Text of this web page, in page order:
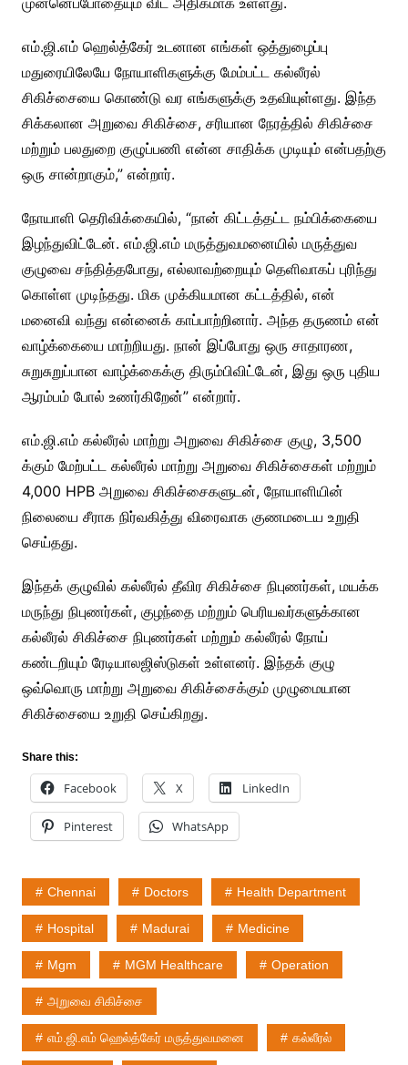
எம்.ஜி.எம் ஹெல்த்கேர் உடனான எங்கள் ஒத்துழைப்பு
மதுரையிலேயே நோயாளிகளுக்கு மேம்பட்ட கல்லீரல்
சிகிச்சையை கொண்டு வர எங்களுக்கு உதவியுள்ளது. இந்த
சிக்கலான அறுவை சிகிச்சை, சரியான நேரத்தில் சிகிச்சை
மற்றும் பலதுறை குழுப்பணி என்ன சாதிக்க முடியும் என்பதற்கு
ஒரு சான்றாகும்,” என்றார்.
நோயாளி தெரிவிக்கையில், “நான் கிட்டத்தட்ட நம்பிக்கையை
இழந்துவிட்டேன். எம்.ஜி.எம் மருத்துவமனையில் மருத்துவ
குழுவை சந்தித்தபோது, எல்லாவற்றையும் தெளிவாகப் புரிந்து
கொள்ள முடிந்தது. மிக முக்கியமான கட்டத்தில், என்
மனைவி வந்து என்னைக் காப்பாற்றினார். அந்த தருணம் என்
வாழ்க்கையை மாற்றியது. நான் இப்போது ஒரு சாதாரண,
சுறுசுறுப்பான வாழ்க்கைக்கு திரும்பிவிட்டேன், இது ஒரு புதிய
ஆரம்பம் போல் உணர்கிறேன்” என்றார்.
எம்.ஜி.எம் கல்லீரல் மாற்று அறுவை சிகிச்சை குழு, 3,500
க்கும் மேற்பட்ட கல்லீரல் மாற்று அறுவை சிகிச்சைகள் மற்றும்
4,000 HPB அறுவை சிகிச்சைகளுடன், நோயாளியின்
நிலையை சீராக நிர்வகித்து விரைவாக குணமடைய உறுதி
செய்தது.
இந்தக் குழுவில் கல்லீரல் தீவிர சிகிச்சை நிபுணர்கள், மயக்க
மருந்து நிபுணர்கள், குழந்தை மற்றும் பெரியவர்களுக்கான
கல்லீரல் சிகிச்சை நிபுணர்கள் மற்றும் கல்லீரல் நோய்
கண்டறியும் ரேடியாலஜிஸ்டுகள் உள்ளனர். இந்தக் குழு
ஒவ்வொரு மாற்று அறுவை சிகிச்சைக்கும் முழுமையான
சிகிச்சையை உறுதி செய்கிறது.
Share this:
Facebook X LinkedIn
Pinterest WhatsApp
Chennai Doctors Health Department
Hospital Madurai Medicine
Mgm MGM Healthcare Operation
அறுவை சிகிச்சை
எம்.ஜி.எம் ஹெல்த்கேர் மருத்துவமனை கல்லீரல்